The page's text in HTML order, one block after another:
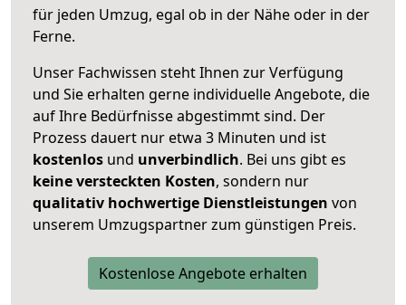
für jeden Umzug, egal ob in der Nähe oder in der
Ferne.
Unser Fachwissen steht Ihnen zur Verfügung
und Sie erhalten gerne individuelle Angebote, die
auf Ihre Bedürfnisse abgestimmt sind. Der
Prozess dauert nur etwa 3 Minuten und ist
kostenlos und unverbindlich. Bei uns gibt es
keine versteckten Kosten, sondern nur
qualitativ hochwertige Dienstleistungen von
unserem Umzugspartner zum günstigen Preis.
Kostenlose Angebote erhalten